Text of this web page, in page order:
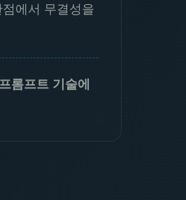
에서 무결성을
롬프트 기술에